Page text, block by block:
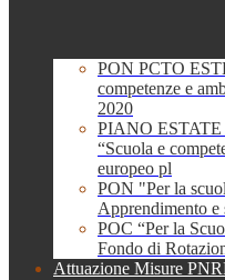
PON PCTO
competenze e
2020
PIANO ESTATE
“Scuola e
europeo pl
PON "Per la
Apprendimento e
POC “Per la
Fondo di
Attuazione Misure